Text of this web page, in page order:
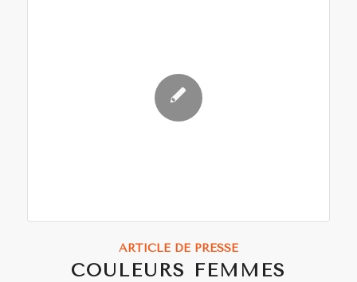
ARTICLE DE PRESSE
COULEURS FEMMES